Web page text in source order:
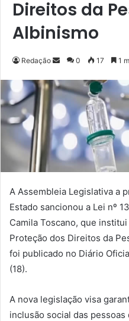
Direitos da
Albinismo
Redação
n
d
e
u
m
e
-
m
a
0 17 1
A Assembleia Legislativa a
Estado sancionou a Lei nº
Camila Toscano, que
Proteção dos Direitos da
foi publicado no Diário
(18).
A nova legislação visa
inclusão social das